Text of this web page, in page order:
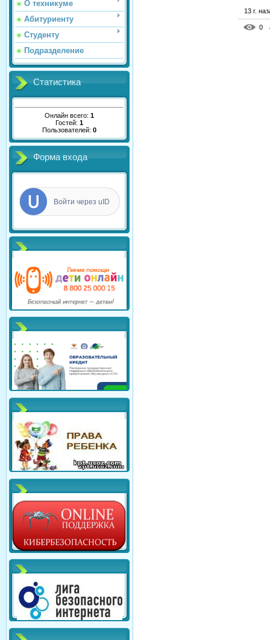
О техникуме
Абитуриенту
Студенту
Подразделение
Статистика
Онлайн всего: 1
Гостей: 1
Пользователей: 0
Форма входа
Войти через uID
13 г.
0